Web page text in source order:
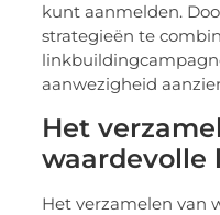
kunt aanmelden.
strategieën te
aanwezigheid
Het
waardevolle
Het verzamelen van